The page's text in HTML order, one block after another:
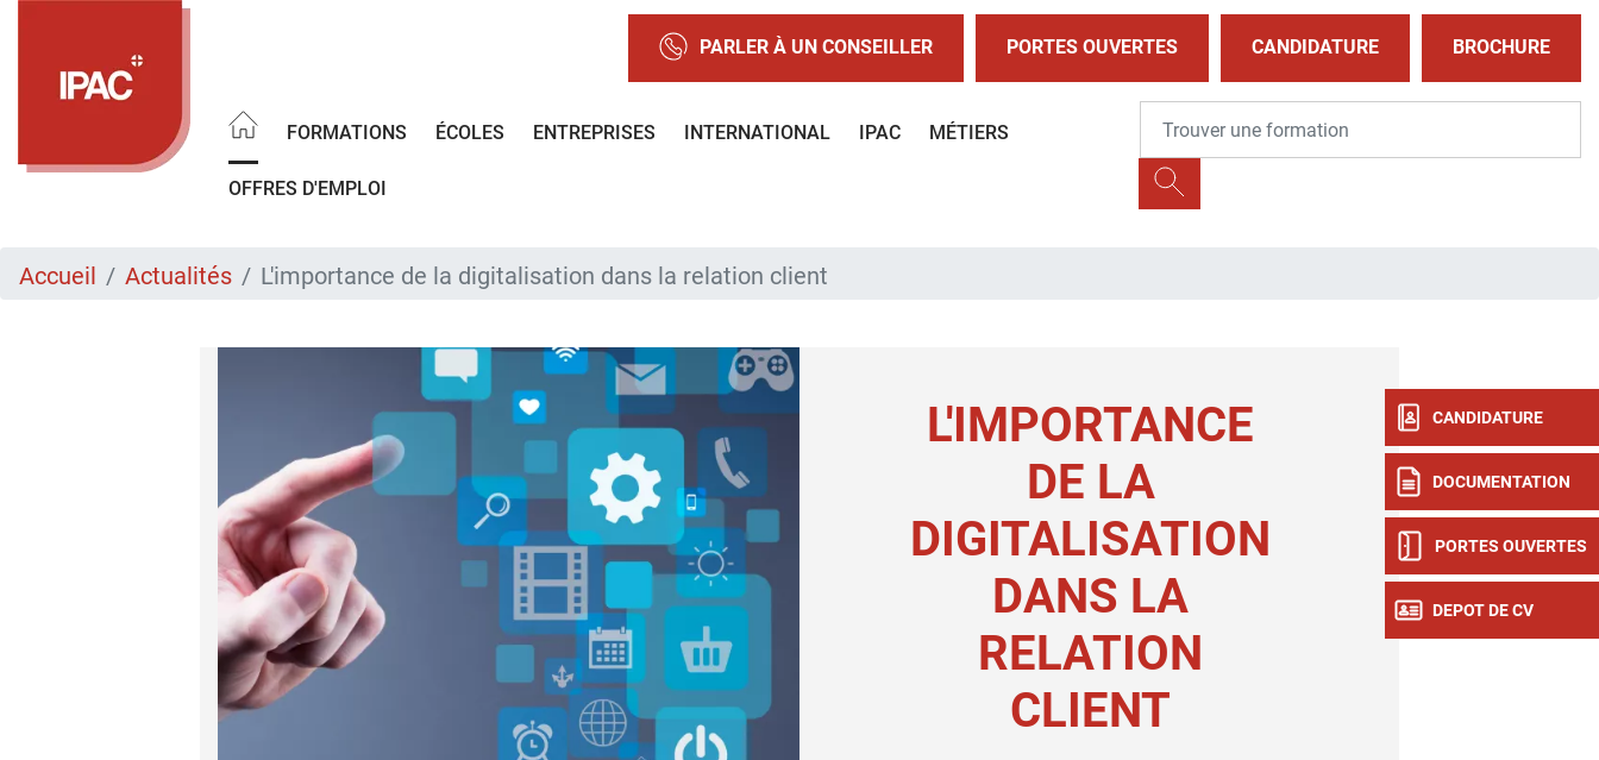
PARLER À UN CONSEILLER PORTES OUVERTES CANDIDATURE BROCHURE
FORMATIONS ÉCOLES ENTREPRISES INTERNATIONAL IPAC MÉTIERS
OFFRES D'EMPLOI
CANDIDATURE
DOCUMENTATION
PORTES OUVERTES
DEPOT DE CV
Accueil Actualités L'importance de la digitalisation dans la relation client
L'IMPORTANCE
DE LA
DIGITALISATION
DANS LA
RELATION
CLIENT